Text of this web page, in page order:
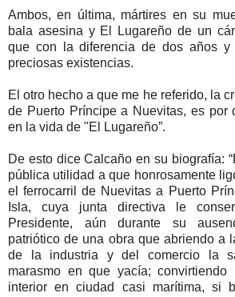
Ambos, en última, mártires en su
bala asesina y El Lugareño de un
que con la diferencia de dos años y
preciosas existencias.
El otro hecho a que me he referido, la
de Puerto Príncipe a Nuevitas, es por
en la vida de "El Lugareño”.
De esto dice Calcaño en su biografía:
pública utilidad a que honrosamente
el ferrocarril de Nuevitas a Puerto
Isla, cuya junta directiva le
Presidente, aún durante su
patriótico de una obra que abriendo a
de la industria y del comercio la
marasmo en que yacía; convirtiendo
interior en ciudad casi marítima, si